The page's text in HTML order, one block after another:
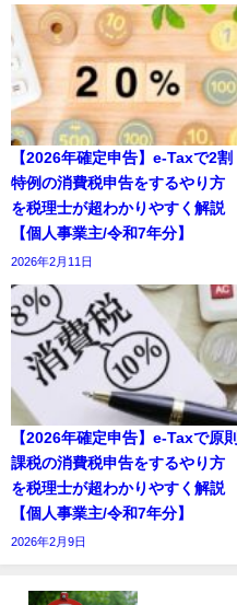
【2026年確定申告】e-Taxで2割
特例の消費税申告をするやり方
を税理士が超わかりやすく解説
【個人事業主/令和7年分】
2026年2月11日
【2026年確定申告】e-Taxで原則
課税の消費税申告をするやり方
を税理士が超わかりやすく解説
【個人事業主/令和7年分】
2026年2月9日